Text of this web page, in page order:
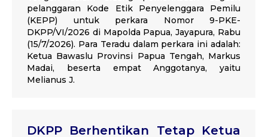
pelanggaran Kode Etik Penyelenggara Pemilu
(KEPP) untuk perkara Nomor 9-PKE-
DKPP/VI/2026 di Mapolda Papua, Jayapura, Rabu
(15/7/2026). Para Teradu dalam perkara ini adalah:
Ketua Bawaslu Provinsi Papua Tengah, Markus
Madai, beserta empat Anggotanya, yaitu
Melianus J.
DKPP Berhentikan Tetap Ketua